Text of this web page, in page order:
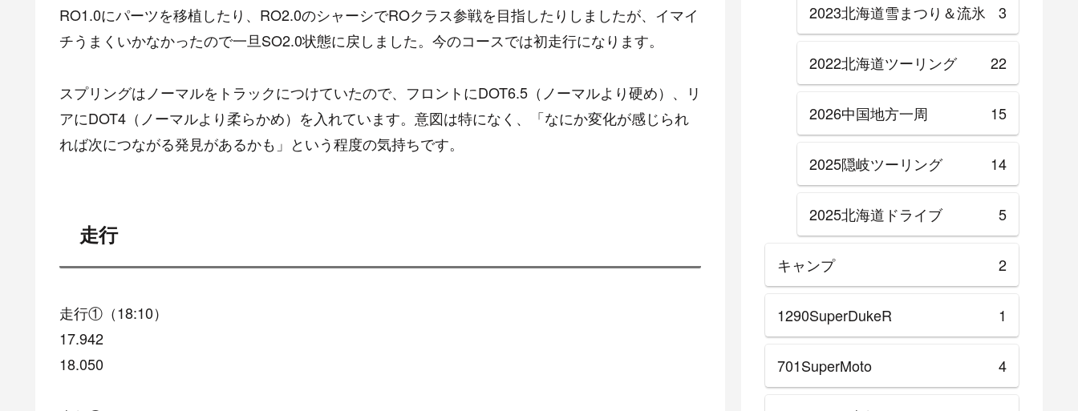
RO1.0にパーツを移植したり、RO2.0のシャーシでROクラス参戦を目指したりしましたが、イマイ
チうまくいかなかったので一旦SO2.0状態に戻しました。今のコースでは初走行になります。
スプリングはノーマルをトラックにつけていたので、フロントにDOT6.5（ノーマルより硬め）、リ
アにDOT4（ノーマルより柔らかめ）を入れています。意図は特になく、「なにか変化が感じられ
れば次につながる発見があるかも」という程度の気持ちです。
走行
走行①（18:10）
17.942
18.050
2023北海道雪まつり＆流氷 3
2022北海道ツーリング 22
2026中国地方一周 15
2025隠岐ツーリング 14
2025北海道ドライブ 5
キャンプ 2
1290SuperDukeR 1
701SuperMoto 4